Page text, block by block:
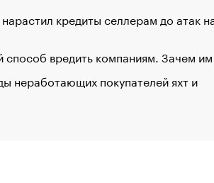
кредиты селлерам до атак
способ вредить компаниям. Зачем
неработающих покупателей яхт и